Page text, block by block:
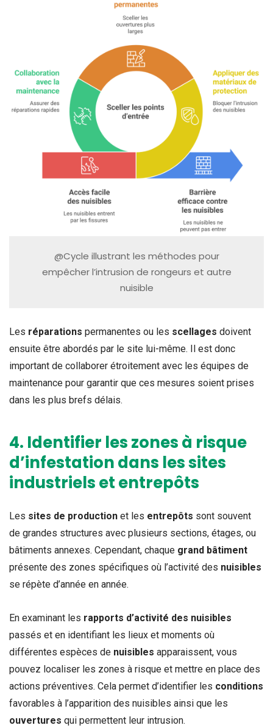
@Cycle illustrant les méthodes pour
empêcher l’intrusion de rongeurs et autre
nuisible
Les réparations permanentes ou les scellages doivent
ensuite être abordés par le site lui-même. Il est donc
important de collaborer étroitement avec les équipes de
maintenance pour garantir que ces mesures soient prises
dans les plus brefs délais.
4. Identifier les zones à risque
d’infestation dans les sites
industriels et entrepôts
Les sites de production et les entrepôts sont souvent
de grandes structures avec plusieurs sections, étages, ou
bâtiments annexes. Cependant, chaque grand bâtiment
présente des zones spécifiques où l’activité des nuisibles
se répète d’année en année.
En examinant les rapports d’activité des nuisibles
passés et en identifiant les lieux et moments où
différentes espèces de nuisibles apparaissent, vous
pouvez localiser les zones à risque et mettre en place des
actions préventives. Cela permet d’identifier les conditions
favorables à l’apparition des nuisibles ainsi que les
ouvertures qui permettent leur intrusion.